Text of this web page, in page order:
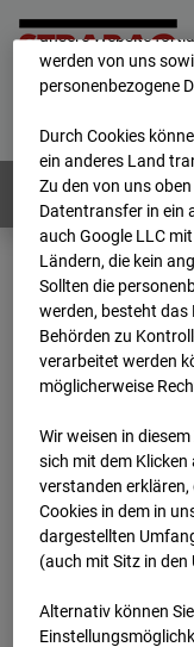
Home E-Mail
Deutsch / English
Webcams:
Home
BC-145 - BV
Archiv
BC-145
Heddesheim
unsere Website
werden von uns
personenbezogene
Durch Cookies
ein anderes Land
Zu den von uns
Datentransfer in ein
auch Google LLC
Ländern, die kein
Sollten die
werden, besteht das
Behörden zu
verarbeitet werden
möglicherweise
Wir weisen in
sich mit dem Klicken
ver­standen erklären,
Cookies in dem in
dargestellten
(auch mit Sitz in
Alternativ können